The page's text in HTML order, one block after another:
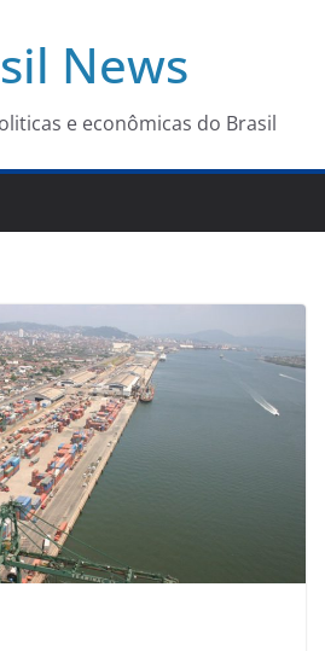
News
e econômicas do Brasil